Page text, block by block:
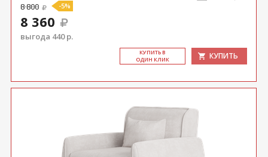
8 800 -5%
8 360
выгода 440 р.
КУ­ПИТЬ В
ОДИН КЛИК
КУПИТЬ